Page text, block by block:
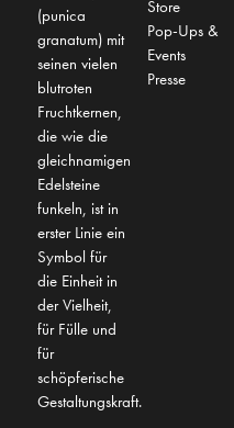
(punica
granatum) mit
seinen vielen
blutroten
Fruchtkernen,
die wie die
gleichnamigen
Edelsteine
funkeln, ist in
erster Linie ein
Symbol für
die Einheit in
der Vielheit,
für Fülle und
für
schöpferische
Gestaltungskraft.
Store
Pop-Ups &
Events
Presse